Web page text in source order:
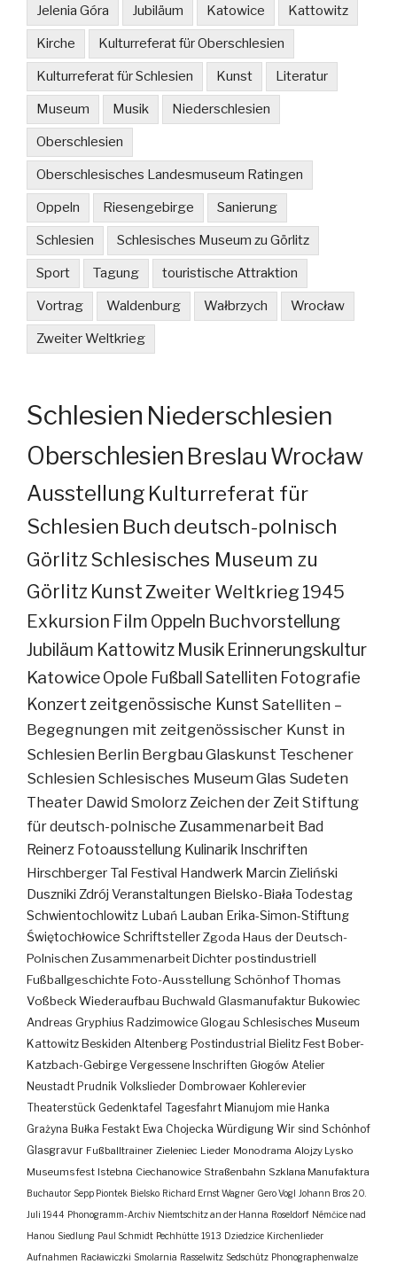
Jelenia Góra Jubiläum Katowice Kattowitz
Kirche Kulturreferat für Oberschlesien
Kulturreferat für Schlesien Kunst Literatur
Museum Musik Niederschlesien
Oberschlesien
Oberschlesisches Landesmuseum Ratingen
Oppeln Riesengebirge Sanierung
Schlesien Schlesisches Museum zu Görlitz
Sport Tagung touristische Attraktion
Vortrag Waldenburg Wałbrzych Wrocław
Zweiter Weltkrieg
Schlesien Niederschlesien
Oberschlesien Breslau Wrocław
Ausstellung Kulturreferat für
Schlesien Buch deutsch-polnisch
GörlitzSchlesisches Museum zu
Görlitz KunstZweiter Weltkrieg 1945
Exkursion Film Oppeln Buchvorstellung
Jubiläum Kattowitz Musik Erinnerungskultur
KatowiceOpole FußballSatelliten Fotografie
Konzertzeitgenössische Kunst Satelliten –
Begegnungen mit zeitgenössischer Kunst in
Schlesien Berlin BergbauGlaskunst Teschener
Schlesien Schlesisches MuseumGlas Sudeten
Theater Dawid SmolorzZeichen der Zeit Stiftung
für deutsch-polnische Zusammenarbeit Bad
Reinerz Fotoausstellung Kulinarik Inschriften
Hirschberger Tal Festival Handwerk Marcin Zieliński
Duszniki Zdrój Veranstaltungen Bielsko-Biała Todestag
Schwientochlowitz Lubań Lauban Erika-Simon-Stiftung
Świętochłowice SchriftstellerZgoda Haus der Deutsch-
Polnischen ZusammenarbeitDichterpostindustriell
Fußballgeschichte Foto-AusstellungSchönhofThomas
VoßbeckWiederaufbau Buchwald Glasmanufaktur Bukowiec
Andreas Gryphius Radzimowice Glogau Schlesisches Museum
Kattowitz Beskiden Altenberg Postindustrial Bielitz Fest Bober-
Katzbach-Gebirge Vergessene Inschriften Głogów Atelier
Neustadt Prudnik Volkslieder Dombrowaer Kohlerevier
Theaterstück Gedenktafel Tagesfahrt Mianujom mie Hanka
Grażyna Bułka Festakt Ewa Chojecka Würdigung Wir sind Schönhof
Glasgravur Fußballtrainer Zieleniec Lieder Monodrama Alojzy Lysko
Museumsfest Istebna Ciechanowice Straßenbahn Szklana Manufaktura
Buchautor Sepp Piontek Bielsko Richard Ernst Wagner Gero Vogl Johann Bros 20.
Juli 1944 Phonogramm-Archiv Niemtschitz an der Hanna Roseldorf Némčice nad
Hanou Siedlung Paul Schmidt Pechhütte 1913 Dziedzice Kirchenlieder
Aufnahmen Racławiczki Smolarnia Rasselwitz Sedschütz Phonographenwalze